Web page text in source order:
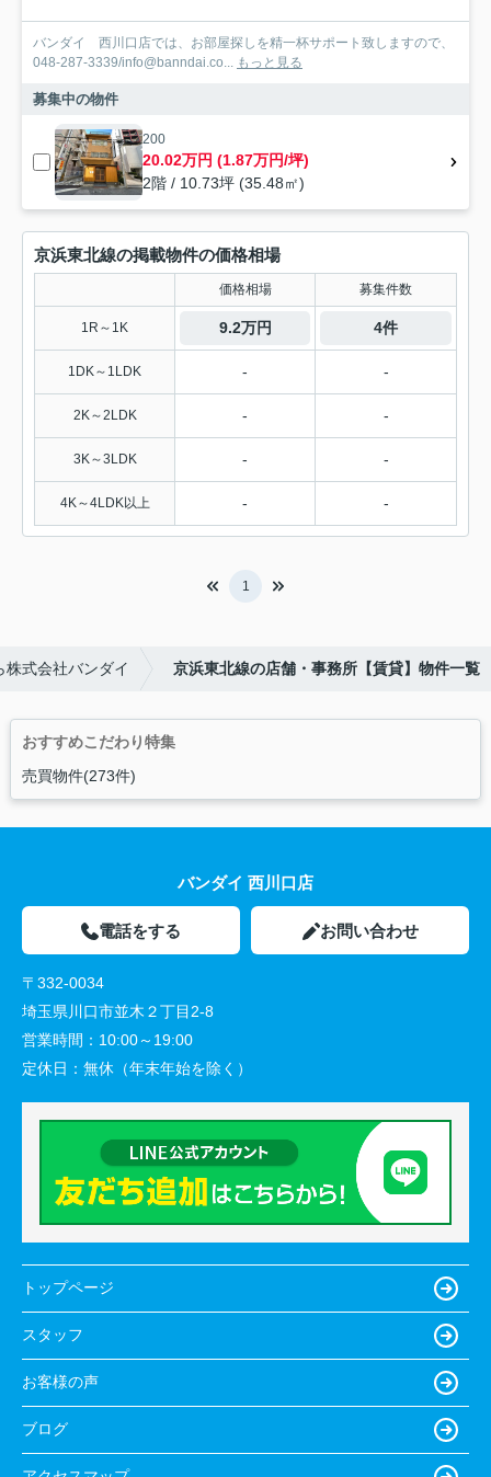
バンダイ 西川口店では、お部屋探しを精一杯サポート致しますので、
048-287-3339/info@banndai.co... もっと見る
募集中の物件
200
20.02万円 (1.87万円/坪)
2階 / 10.73坪 (35.48㎡)
京浜東北線の掲載物件の価格相場
価格相場 募集件数
1R～1K 9.2万円 4件
1DK～1LDK - -
2K～2LDK - -
3K～3LDK - -
4K～4LDK以上 - -
1
式会社バンダイ 京浜東北線の店舗・事務所【賃貸】物件一覧
おすすめこだわり特集
売買物件(273件)
バンダイ 西川口店
電話をする お問い合わせ
〒332-0034
埼玉県川口市並木２丁目2-8
営業時間： 10:00～19:00
定休日： 無休（年末年始を除く）
トップページ
スタッフ
お客様の声
ブログ